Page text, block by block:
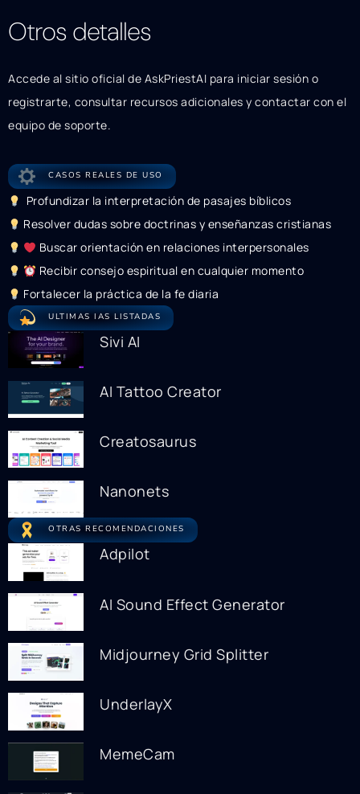
CASOS REALES DE USO
Profundizar la interpretación de pasajes bíblicos
Resolver dudas sobre doctrinas y enseñanzas cristianas
Buscar orientación en relaciones interpersonales
Recibir consejo espiritual en cualquier momento
Fortalecer la práctica de la fe diaria
ULTIMAS IAS LISTADAS
Sivi AI
AI Tattoo Creator
Creatosaurus
Nanonets
OTRAS RECOMENDACIONES
Adpilot
AI Sound Effect Generator
Midjourney Grid Splitter
UnderlayX
MemeCam
Otros detalles
Accede al sitio oficial de AskPriestAI para iniciar sesión o
registrarte, consultar recursos adicionales y contactar con el
equipo de soporte.